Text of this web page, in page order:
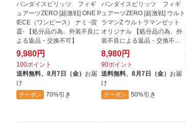
バンダイスピリッツ フィギ
ュアーツZERO [超激戦] ONE P
IECE（ワンピース） ナミ -雷
霆- 【処分品の為、外装不良に
よる返品・交換不可】
9,980円
100ポイント
送料無料、 8月7日（金） お届
け
クーポン 70%引き
バンダイスピリッツ フィギ
ュアーツZERO [超激戦] ウルト
ラマンZ ウルトラマンゼット
オリジナル 【処分品の為、外
装不良による返品・交換不
可】
8,980円
90ポイント
送料無料、8月7日（金） お届
け
クーポン 50%引き